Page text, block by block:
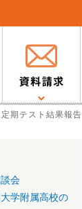
期テスト結果報告
会
学附属高校の